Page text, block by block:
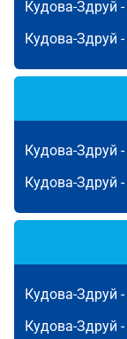
Кудова-Здруй -
Кудова-Здруй -
Кудова-Здруй -
Кудова-Здруй -
Кудова-Здруй -
Кудова-Здруй -